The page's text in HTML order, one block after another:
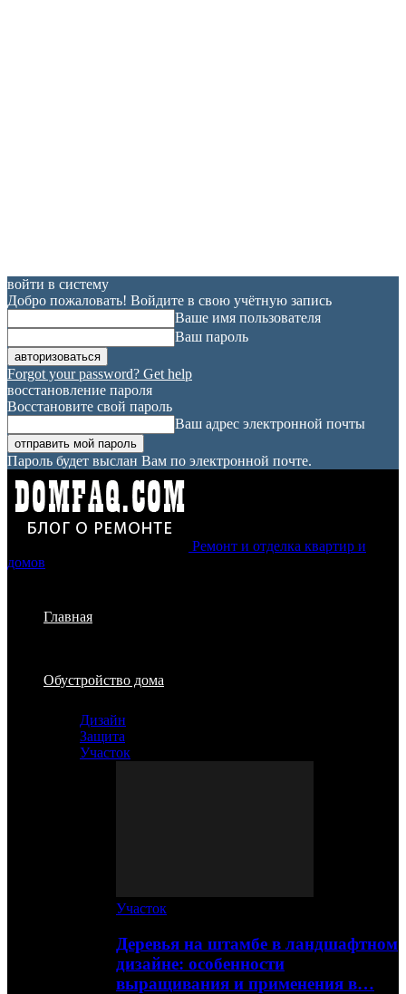
войти в систему
Добро пожаловать! Войдите в свою учётную запись
Ваше имя пользователя
Ваш пароль
Forgot your password? Get help
восстановление пароля
Восстановите свой пароль
Ваш адрес электронной почты
Пароль будет выслан Вам по электронной почте.
Ремонт и отделка квартир и
домов
Главная
Обустройство дома
Дизайн
Защита
Участок
Участок
Деревья на штамбе в ландшафтном
дизайне: особенности
выращивания и применения в…